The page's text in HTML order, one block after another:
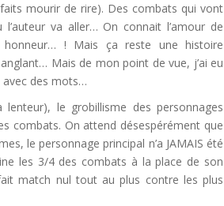
mourir de rire). Des combats qui vont
va aller… On connait l’amour de
honneur… ! Mais ça reste une histoire
Mais de mon point de vue, j’ai eu
avec des mots…
le grobillisme des personnages
combats. On attend désespérément que
le personnage principal n’a JAMAIS été
les 3/4 des combats à la place de son
match nul tout au plus contre les plus